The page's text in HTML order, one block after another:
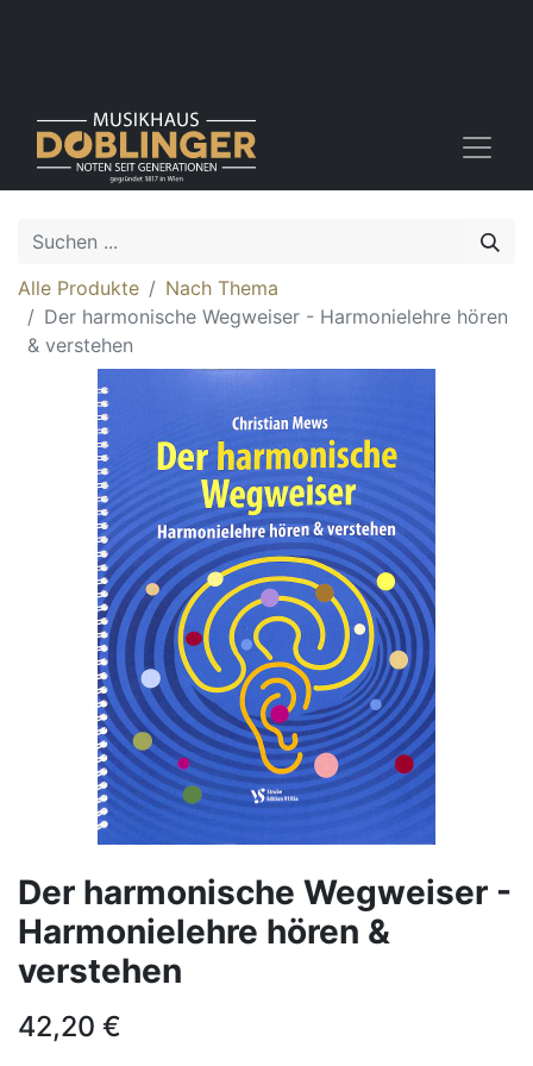
Alle Produkte
Nach Thema
Der harmonische Wegweiser - Harmonielehre hören
& verstehen
Der harmonische Wegweiser -
Harmonielehre hören &
verstehen
42,20 €